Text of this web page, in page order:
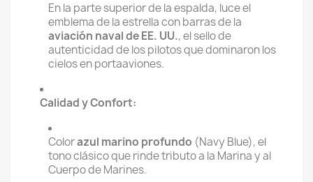
En la parte superior de la espalda, luce el
emblema de la estrella con barras de la
aviación naval de EE. UU., el sello de
autenticidad de los pilotos que dominaron los
cielos en portaaviones.
Calidad y Confort:
Colorazul marino profundo (Navy Blue), el
tono clásico que rinde tributo a la Marina y al
Cuerpo de Marines.